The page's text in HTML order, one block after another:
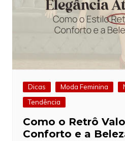
Dicas Moda Feminina
Tendência
Como o Retrô
Conforto e a